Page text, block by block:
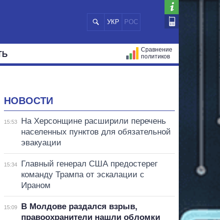
УКР РОС
Сравнение
политиков
НОВОСТИ
15:53
На Херсонщине расширили перечень
населенных пунктов для обязательной
эвакуации
15:34
Главный генерал США предостерег
команду Трампа от эскалации с
Ираном
15:09
В Молдове раздался взрыв,
правоохранители нашли обломки